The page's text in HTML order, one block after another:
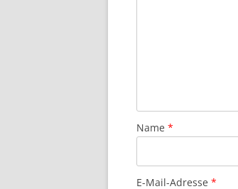
Name *
E-Mail-Adresse *